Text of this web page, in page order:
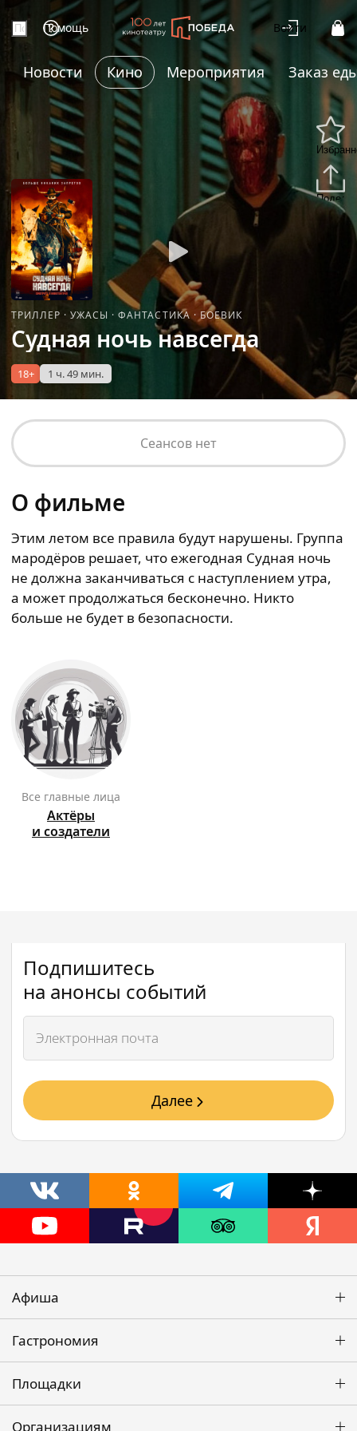
Помощь Войти
Новости Кино Мероприятия Заказ
ТРИЛЛЕР · УЖАСЫ · ФАНТАСТИКА · БОЕВИК
Судная ночь навсегда
18+ 1 ч. 49 мин.
Сеансов нет
О фильме
Этим летом все правила будут нарушены. Группа
мародёров решает, что ежегодная Судная ночь
не должна заканчиваться с наступлением утра,
а может продолжаться бесконечно. Никто
больше не будет в безопасности.
Все главные лица
Актёры
и создатели
Подпишитесь
на анонсы событий
Далее
Афиша
Гастрономия
Площадки
Организациям